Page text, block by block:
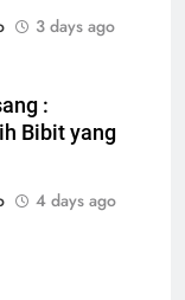
3 days ago
:
Bibit yang
4 days ago